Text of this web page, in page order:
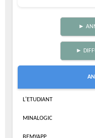
►
►
L'ETUDIANT
MINALOGIC